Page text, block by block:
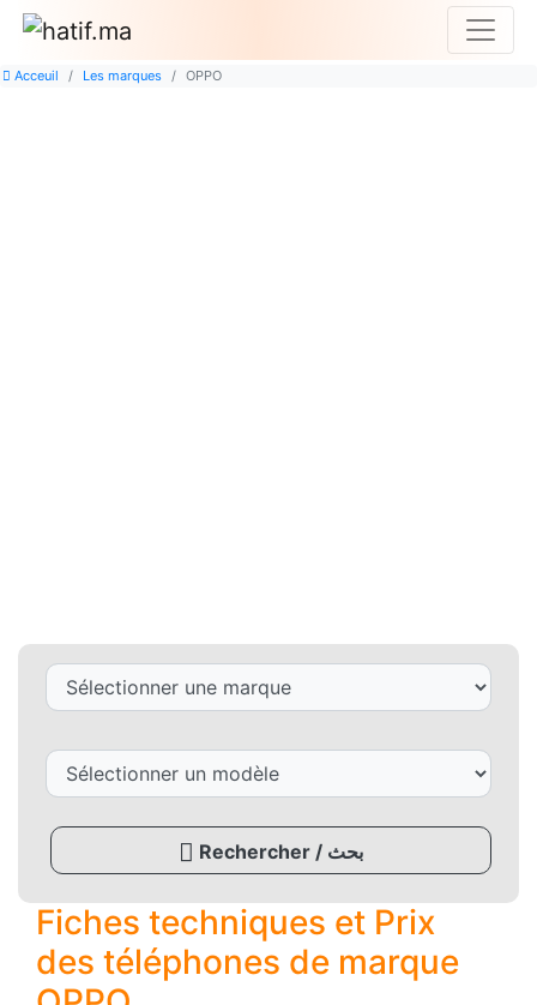
Acceuil Les marques OPPO
Rechercher / بحث
Fiches techniques et Prix
des téléphones de marque